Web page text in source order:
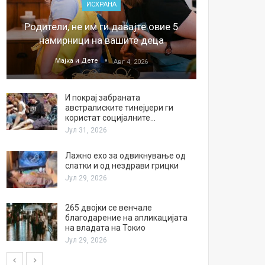
ИСХРАНА
Родители, не им ги давајте овие 5
намирници на вашите деца
Мајка и Дете Авг 4, 2026
И покрај забраната
австралиските тинејџери ги
користат социјалните…
Јул 31, 2026
Лажно ехо за одвикнување од
слатки и од нездрави грицки
Јул 29, 2026
265 двојки се венчале
благодарение на апликацијата
на владата на Токио
Јул 29, 2026